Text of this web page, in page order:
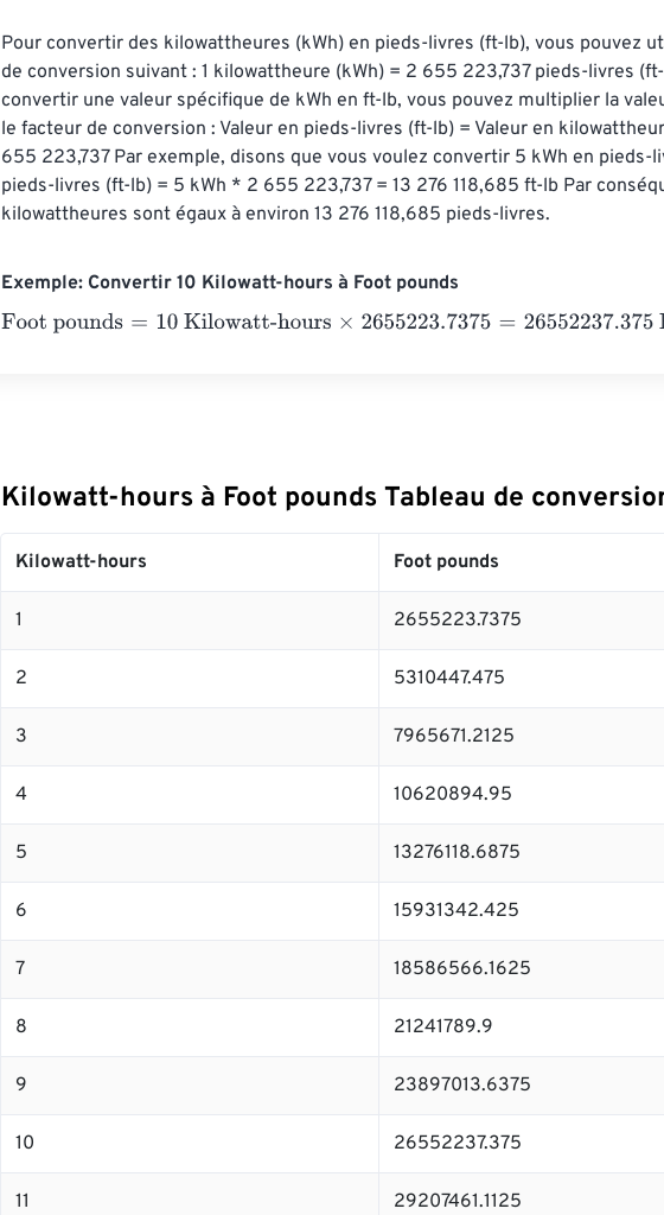
Pour convertir des kilowattheures (kWh) en pieds-livres (ft-lb), vous pouvez
de conversion suivant : 1 kilowattheure (kWh) = 2 655 223,737 pieds-livres
convertir une valeur spécifique de kWh en ft-lb, vous pouvez multiplier la
le facteur de conversion : Valeur en pieds-livres (ft-lb) = Valeur en
655 223,737 Par exemple, disons que vous voulez convertir 5 kWh en pieds-
pieds-livres (ft-lb) = 5 kWh * 2 655 223,737 = 13 276 118,685 ft-lb Par
kilowattheures sont égaux à environ 13 276 118,685 pieds-livres.
Exemple: Convertir 10 Kilowatt-hours à Foot pounds
Foot pounds=10 Kilowatt-hours×2655223.7375=26552237.375 Foot pounds
Kilowatt-hours à Foot pounds Tableau de
Kilowatt-hours Foot pounds
1 2655223.7375
2 5310447.475
3 7965671.2125
4 10620894.95
5 13276118.6875
6 15931342.425
7 18586566.1625
8 21241789.9
9 23897013.6375
10 26552237.375
11 29207461.1125